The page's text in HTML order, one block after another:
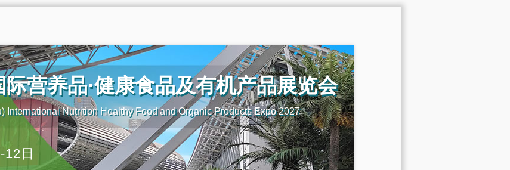
营养品·健康食品及有机产品展览会
International Nutrition Healthy Food and Organic Products Expo 2027
日